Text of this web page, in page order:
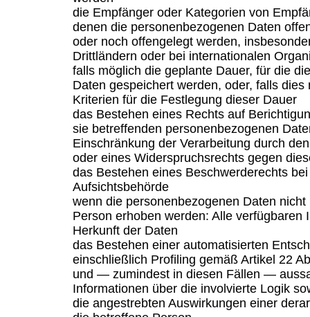
die Empfänger oder Kategorien von
denen die personenbezogenen Daten
oder noch offengelegt werden,
Drittländern oder bei internationalen
falls möglich die geplante Dauer, für die
Daten gespeichert werden, oder, falls dies
Kriterien für die Festlegung dieser Dauer
das Bestehen eines Rechts auf
sie betreffenden personenbezogenen
Einschränkung der Verarbeitung durch
oder eines Widerspruchsrechts gegen
das Bestehen eines Beschwerderechts
Aufsichtsbehörde
wenn die personenbezogenen Daten
Person erhoben werden: Alle verfügbaren
Herkunft der Daten
das Bestehen einer automatisierten
einschließlich Profiling gemäß Artikel 22
und — zumindest in diesen Fällen —
Informationen über die involvierte Logik
die angestrebten Auswirkungen einer